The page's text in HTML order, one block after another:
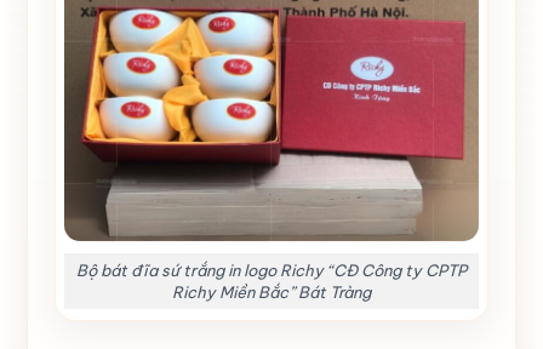
Bộ bát đĩa sứ trắng in logo Richy “CĐ Công ty CPTP
Richy Miền Bắc” Bát Tràng